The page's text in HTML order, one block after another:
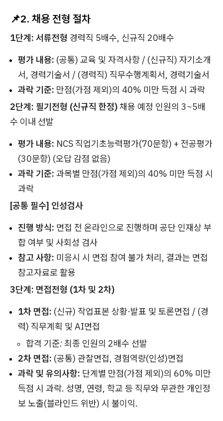
📌2. 채용 전형 절차
1단계: 서류전형 경력직 5배수, 신규직 20배수
평가 내용: (공통) 교육 및 자격사항 / (신규직) 자기소개
서, 경력기술서 / (경력직) 직무수행계획서, 경력기술서
과락 기준: 만점(가점 제외)의 40% 미만 득점 시 과락
2단계: 필기전형 (신규직 한정)채용 예정 인원의 3~5배
수 이내 선발
평가 내용: NCS 직업기초능력평가(70문항) + 전공평가
(30문항) (오답 감점 없음)
과락 기준: 과목별 만점(가점 제외)의 40% 미만 득점 시
과락
[공통 필수] 인성검사
진행 방식: 면접 전 온라인으로 진행하며 공단 인재상 부
합 여부 및 사회성 검사
참고 사항: 미응시 시 면접 참여 불가 처리, 결과는 면접
참고자료로 활용
3단계: 면접전형 (1차 및 2차)
1차 면접: (신규) 작업표본 상황·발표 및 토론면접 / (경
력) 직무계획 및 AI면접
합격 기준:최종 인원의 2배수 선발
2차 면접: (공통) 관찰면접, 경험역량(인성)면접
과락 및 유의사항: 단계별 만점(가점 제외)의 60% 미만
득점 시 과락. 성명, 연령, 학교 등 직무와 무관한 개인정
보 노출(블라인드 위반) 시 불이익.